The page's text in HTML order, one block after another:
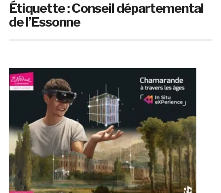
Étiquette :Conseil départemental
de l’Essonne